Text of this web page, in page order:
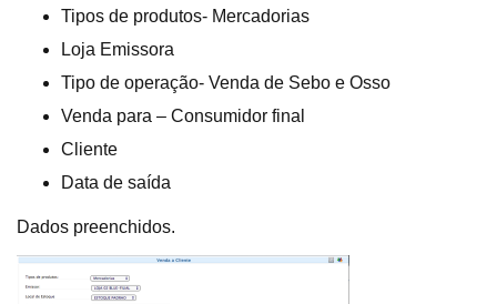
Tipos de produtos- Mercadorias
Loja Emissora
Tipo de operação- Venda de Sebo e Osso
Venda para – Consumidor final
Cliente
Data de saída
Dados preenchidos.